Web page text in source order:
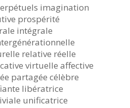
imagination
prospérité
intégrale
relative réelle
virtuelle affective
partagée célèbre
libératrice
unificatrice